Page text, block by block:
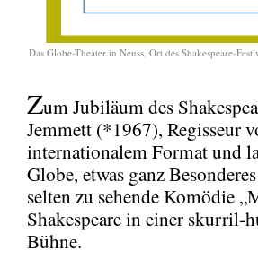
Das Globe-Theater in Neuss, Ort des Shakespeare-
Zum Jubiläum des
Jemmett (*1967), Regisseur
internationalem Format und
Globe, etwas ganz
selten zu sehende Komödie
Shakespeare in einer skurril-
Bühne.